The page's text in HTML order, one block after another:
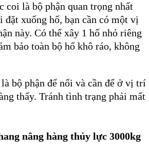
coi là bộ phận quan trọng nhất
xuống hố, bạn cần có một vị
này. Có thể xây 1 hố nhỏ riêng
bảo toàn bộ hố khô ráo, không
bộ phận để nổi và cần để ở vị trí
thấy. Tránh tình trạng phải mất
nâng hàng thủy lực 3000kg